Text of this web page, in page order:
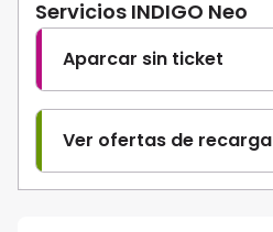
Servicios INDIGO Neo
Aparcar sin ticket
Ver ofertas de recarga